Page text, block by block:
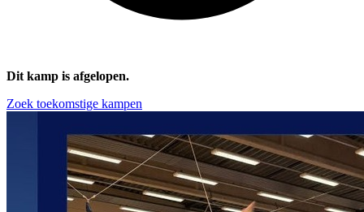
Dit kamp is afgelopen.
Zoek toekomstige kampen